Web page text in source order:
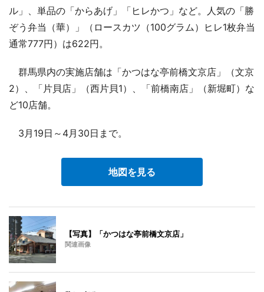
ル」、単品の「からあげ」「ヒレかつ」など。人気の「勝
ぞう弁当（華）」（ロースカツ（100グラム）ヒレ1枚弁当
通常777円）は622円。
群馬県内の実施店舗は「かつはな亭前橋文京店」（文京
2）、「片貝店」（西片貝1）、「前橋南店」（新堀町）な
ど10店舗。
3月19日～4月30日まで。
地図を見る
【写真】「かつはな亭前橋文京店」
関連画像